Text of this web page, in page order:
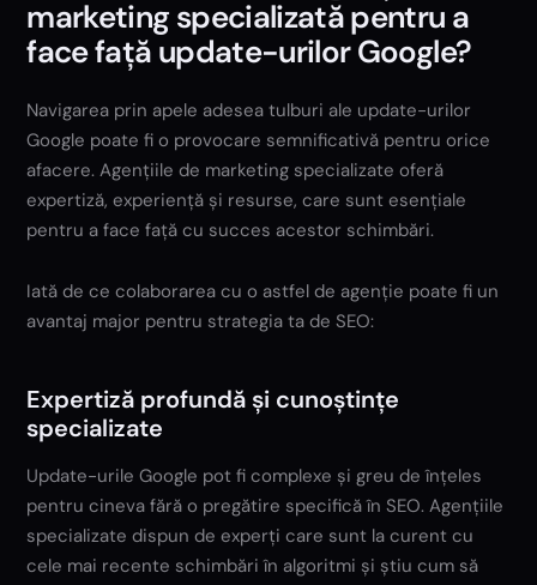
marketing specializată pentru a
face față update-urilor Google?
Navigarea prin apele adesea tulburi ale update-urilor
Google poate fi o provocare semnificativă pentru orice
afacere. Agențiile de marketing specializate oferă
expertiză, experiență și resurse, care sunt esențiale
pentru a face față cu succes acestor schimbări.
Iată de ce colaborarea cu o astfel de agenție poate fi un
avantaj major pentru strategia ta de SEO:
Expertiză profundă și cunoștințe
specializate
Update-urile Google pot fi complexe și greu de înțeles
pentru cineva fără o pregătire specifică în SEO. Agențiile
specializate dispun de experți care sunt la curent cu
cele mai recente schimbări în algoritmi și știu cum să